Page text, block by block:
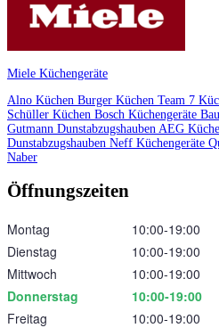
Miele Küchengeräte
Alno Küchen Burger Küchen Team 7
Schüller Küchen Bosch Küchengeräte
Gutmann Dunstabzugshauben AEG
Dunstabzugshauben Neff Küchengeräte
Naber
Öffnungszeiten
Montag
10:00‑19:00
Dienstag
10:00‑19:00
Mittwoch
10:00‑19:00
Donnerstag
10:00‑19:00
Freitag
10:00‑19:00